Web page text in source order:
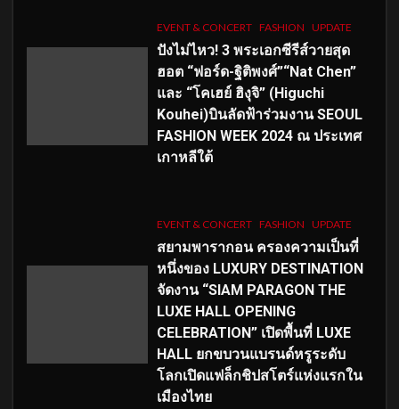
EVENT & CONCERT FASHION UPDATE
ปังไม่ไหว! 3 พระเอกซีรีส์วายสุด
ฮอต “ฟอร์ด-ฐิติพงศ์”“Nat Chen”
และ “โคเฮย์ ฮิงุจิ” (Higuchi
Kouhei)บินลัดฟ้าร่วมงาน SEOUL
FASHION WEEK 2024 ณ ประเทศ
เกาหลีใต้
EVENT & CONCERT FASHION UPDATE
สยามพารากอน ครองความเป็นที่
หนึ่งของ LUXURY DESTINATION
จัดงาน “SIAM PARAGON THE
LUXE HALL OPENING
CELEBRATION” เปิดพื้นที่ LUXE
HALL ยกขบวนแบรนด์หรูระดับ
โลกเปิดแฟล็กชิปสโตร์แห่งแรกใน
เมืองไทย